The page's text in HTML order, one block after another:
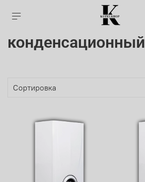
конденсационный